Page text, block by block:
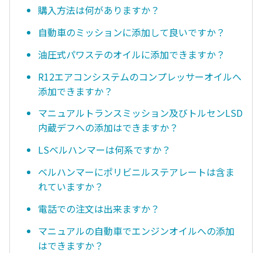
購入方法は何がありますか？
自動車のミッションに添加して良いですか？
油圧式パワステのオイルに添加できますか？
R12エアコンシステムのコンプレッサーオイルへ
添加できますか？
マニュアルトランスミッション及びトルセンLSD
内蔵デフへの添加はできますか？
LSベルハンマーは何系ですか？
ベルハンマーにポリビニルステアレートは含ま
れていますか？
電話での注文は出来ますか？
マニュアルの自動車でエンジンオイルへの添加
はできますか？